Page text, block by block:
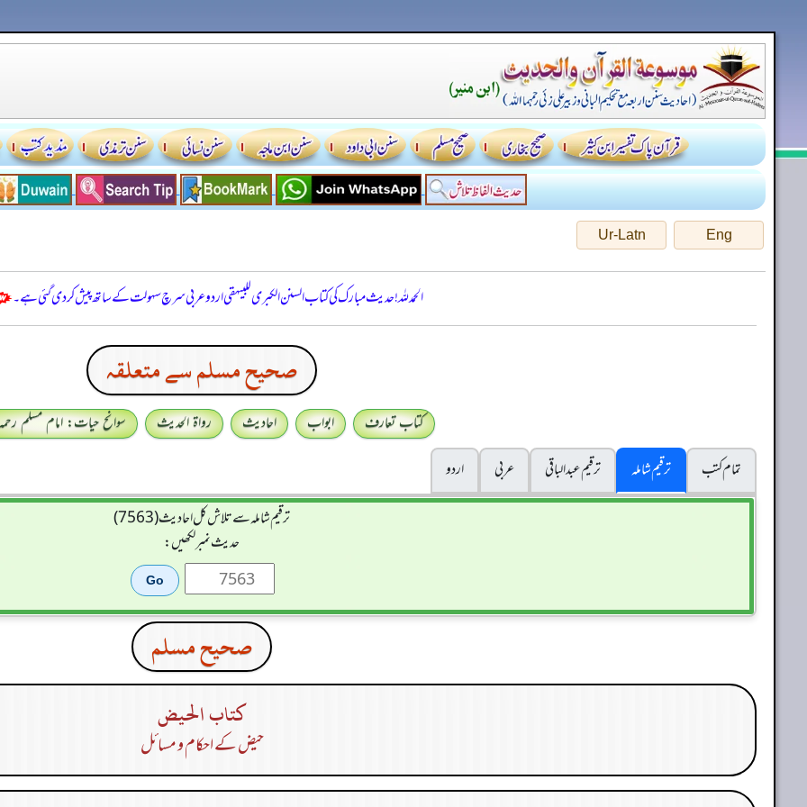
Eng
Ur-Latn
الحمدللہ! حدیث مبارک کی کتاب السنن الكبرى للبيهقي اردو عربی سرچ سہولت کے ساتھ پیش کر دی گئی ہے۔
صحيح مسلم سے متعلقہ
کتاب تعارف ابواب احادیث رواۃ الحدیث
سوانح حیات: امام مسلم
تمام کتب
ترقیم شاملہ ترقيم عبدالباقی عربی
اردو
ترقیم شاملہ سے تلاش کل احادیث (7563)
حدیث نمبر لکھیں:
صحيح مسلم
كتاب الحيض
حیض کے احکام و مسائل